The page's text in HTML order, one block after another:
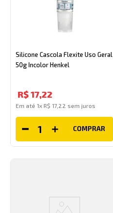
Silicone Cascola Flexite Uso Geral
50g Incolor Henkel
R$ 17,22
Em até 1x R$ 17, 22 sem juros
COMPRAR